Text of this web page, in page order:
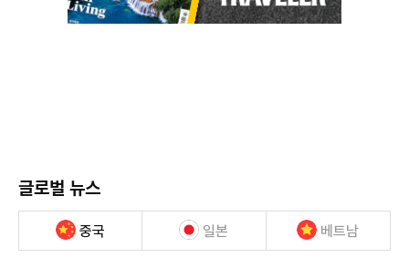
글로벌 뉴스
중국 일본 베트남